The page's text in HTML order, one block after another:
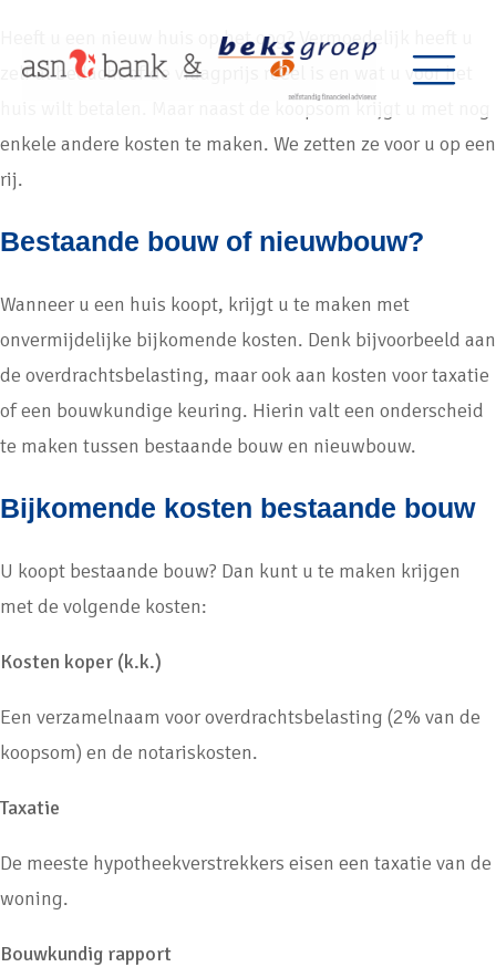
Heeft u een nieuw huis op het oog? Vermoedelijk heeft u
zelf al bedacht of de vraagprijs reëel is en wat u voor het
huis wilt betalen. Maar naast de koopsom krijgt u met nog
enkele andere kosten te maken. We zetten ze voor u op een
rij.
Bestaande bouw of nieuwbouw?
Wanneer u een huis koopt, krijgt u te maken met
onvermijdelijke bijkomende kosten. Denk bijvoorbeeld aan
de overdrachtsbelasting, maar ook aan kosten voor taxatie
of een bouwkundige keuring. Hierin valt een onderscheid
te maken tussen bestaande bouw en nieuwbouw.
Bijkomende kosten bestaande bouw
U koopt bestaande bouw? Dan kunt u te maken krijgen
met de volgende kosten:
Kosten koper (k.k.)
Een verzamelnaam voor overdrachtsbelasting (2% van de
koopsom) en de notariskosten.
Taxatie
De meeste hypotheekverstrekkers eisen een taxatie van de
woning.
Bouwkundig rapport